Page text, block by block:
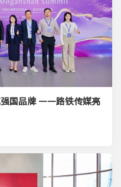
强国品牌 ——路铁传媒亮